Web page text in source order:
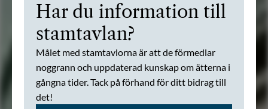
Har du information till
stamtavlan?
Målet med stamtavlorna är att de förmedlar
noggrann och uppdaterad kunskap om ätterna i
gångna tider. Tack på förhand för ditt bidrag till
det!